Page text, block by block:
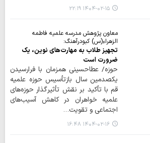
۱۴۰۴-۰۲-۱۵ ۲۲:۱۹
معاون پژوهش مدرسه علمیه فاطمه
الزهراء(س) کبودرآهنگ:
تجهیز طلاب به مهارت‌های نوین، یک
ضرورت است
حوزه/ عطاحسینی همزمان با فرارسیدن
یکصدمین سال بازتأسیس حوزه علمیه
قم با تأکید بر نقش تأثیرگذار حوزه‌های
علمیه خواهران در کاهش آسیب‌های
اجتماعی و تقویت…
۱۴۰۴-۰۲-۱۶ ۱۶:۴۸